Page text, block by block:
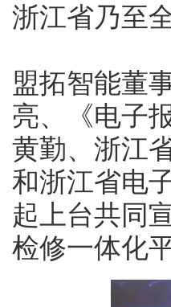
浙江省乃至
盟拓智能董
亮、《电子
黄勤、浙江
和浙江省电
起上台共同
检修一体化